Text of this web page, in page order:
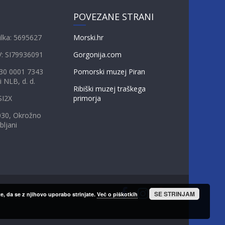
5695627
SI79936091
0001 7343
NLB, d. d.
Okrožno
POVEZANE STRANI
Morski.hr
Gorgonija.com
Pomorski muzej Piran
Ribiški muzej traškega
primorja
da se z njihovo uporabo strinjate. Več o piškotkih SE STRINJAM